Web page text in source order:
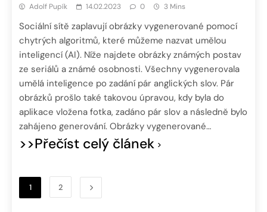
Adolf Pupík 14.02.2023 0 3 Mins
Sociální sítě zaplavují obrázky vygenerované pomocí
chytrých algoritmů, které můžeme nazvat umělou
inteligencí (AI). Níže najdete obrázky známých postav
ze seriálů a známé osobnosti. Všechny vygenerovala
umělá inteligence po zadání pár anglických slov. Pár
obrázků prošlo také takovou úpravou, kdy byla do
aplikace vložena fotka, zadáno pár slov a následně bylo
zahájeno generování. Obrázky vygenerované…
>>Přečíst celý článek
1 2